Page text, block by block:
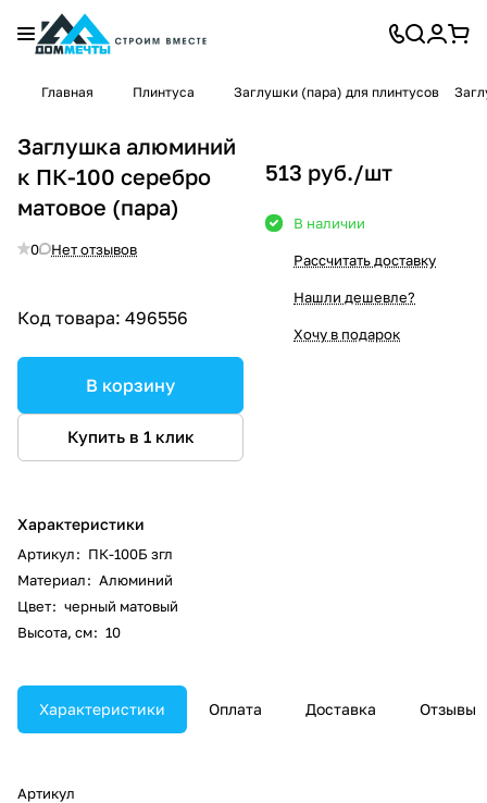
Главная Плинтуса Заглушки (пара) для плинтусов
Заглушка алюминий
к ПК-100 серебро
матовое (пара)
0 Нет отзывов
Код товара: 496556
В корзину
Купить в 1 клик
Характеристики
Артикул: ПК-100Б згл
Материал: Алюминий
Цвет: черный матовый
Высота, см: 10
513 руб./шт
В наличии
Рассчитать доставку
Нашли дешевле?
Хочу в подарок
Характеристики Оплата Доставка Отзывы
Артикул